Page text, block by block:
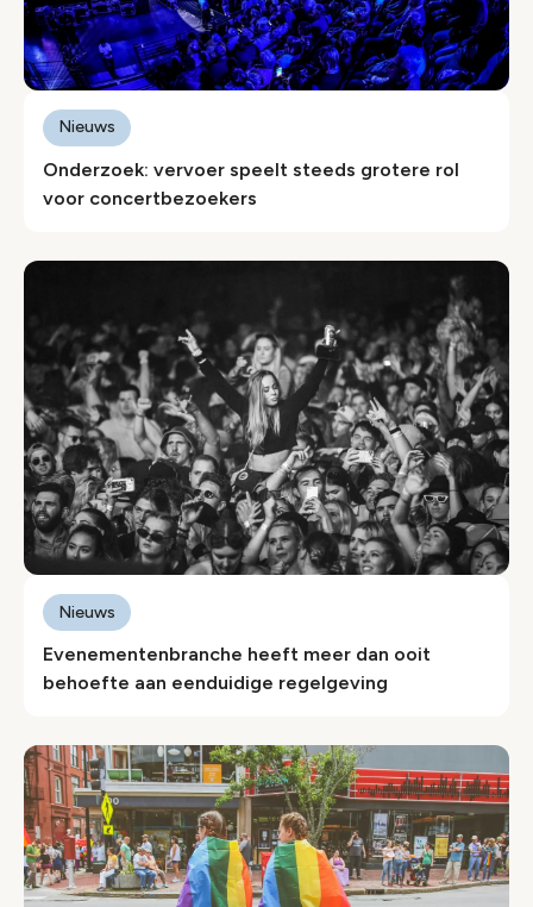
Onderzoek: vervoer speelt steeds grotere rol
voor concertbezoekers
Nieuws
Evenementenbranche heeft meer dan ooit
behoefte aan eenduidige regelgeving
Nieuws